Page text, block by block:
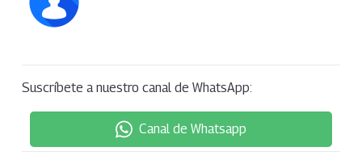
Suscríbete a nuestro canal de WhatsApp:
Canal de Whatsapp